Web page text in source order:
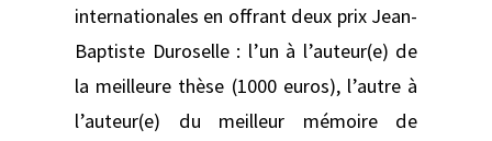
internationales en offrant deux prix Jean-
Baptiste Duroselle : l’un à l’auteur(e) de
la meilleure thèse (1000 euros), l’autre à
l’auteur(e) du meilleur mémoire de